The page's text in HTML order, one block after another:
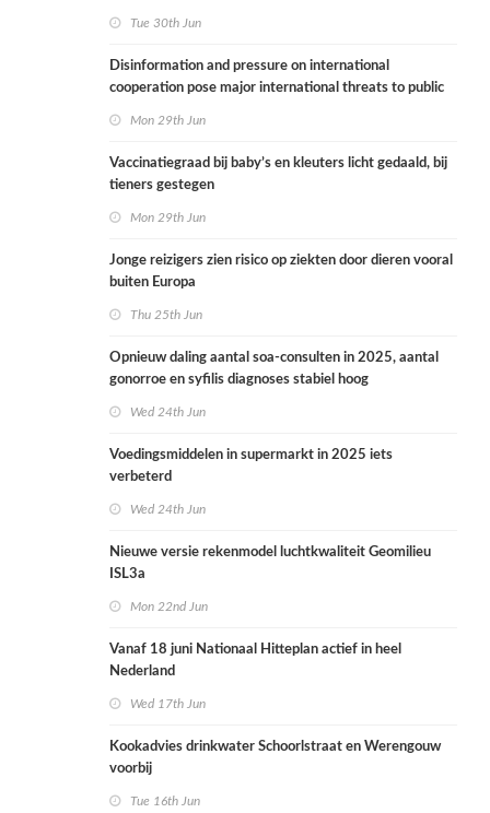
Tue 30th Jun
Disinformation and pressure on international
cooperation pose major international threats to public
Mon 29th Jun
Vaccinatiegraad bij baby’s en kleuters licht gedaald, bij
tieners gestegen
Mon 29th Jun
Jonge reizigers zien risico op ziekten door dieren vooral
buiten Europa
Thu 25th Jun
Opnieuw daling aantal soa-consulten in 2025, aantal
gonorroe en syfilis diagnoses stabiel hoog
Wed 24th Jun
Voedingsmiddelen in supermarkt in 2025 iets
verbeterd
Wed 24th Jun
Nieuwe versie rekenmodel luchtkwaliteit Geomilieu
ISL3a
Mon 22nd Jun
Vanaf 18 juni Nationaal Hitteplan actief in heel
Nederland
Wed 17th Jun
Kookadvies drinkwater Schoorlstraat en Werengouw
voorbij
Tue 16th Jun